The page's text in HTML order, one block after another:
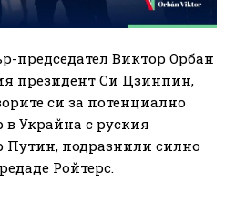
председател Виктор Орбан
президент Си Цзинпин,
си за потенциално
Украйна с руския
Путин, подразнили силно
Ройтерс.